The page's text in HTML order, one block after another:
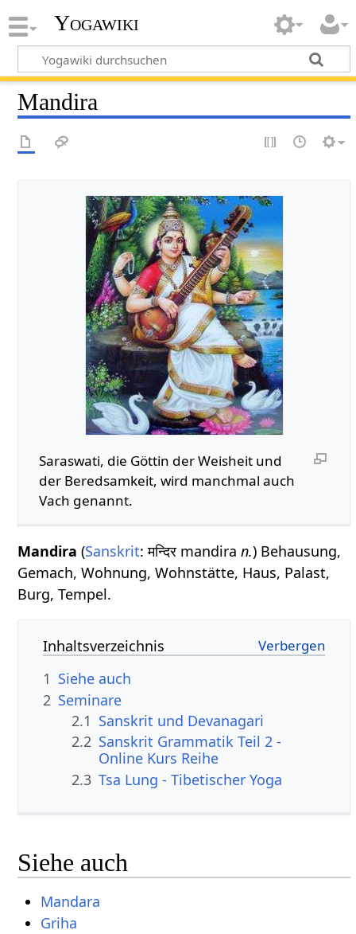
Yogawiki
Mandira
Saraswati, die Göttin der Weisheit und
der Beredsamkeit, wird manchmal auch
Vach genannt.
Mandira (Sanskrit: मन्दिर mandiran.) Behausung,
Gemach, Wohnung, Wohnstätte, Haus, Palast,
Burg, Tempel.
Inhaltsverzeichnis
1 Siehe auch
2 Seminare
2.1 Sanskrit und Devanagari
2.2 Sanskrit Grammatik Teil 2 -
Online Kurs Reihe
2.3 Tsa Lung - Tibetischer Yoga
Siehe auch
Mandara
Griha